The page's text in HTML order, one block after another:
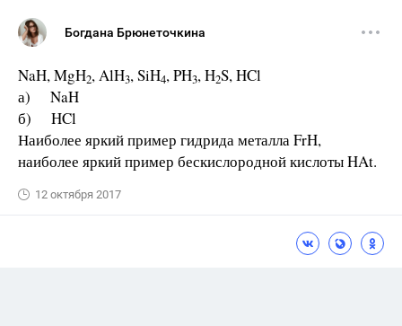
Богдана Брюнеточкина
NaH, MgH2, AlH3, SiH4, PH3, H2S, HCl
а) NaH
б) HCl
Наиболее яркий пример гидрида металла FrH,
наиболее яркий пример бескислородной кислоты HAt.
12 октября 2017